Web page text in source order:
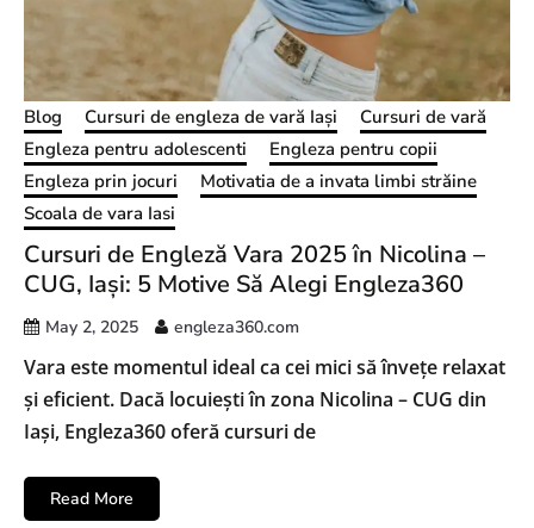
Blog Cursuri de engleza de vară Iași
Cursuri de vară
Engleza pentru adolescenti
Engleza pentru copii
Engleza prin jocuri
Motivatia de a invata limbi străine
Scoala de vara Iasi
Cursuri de Engleză Vara 2025 în Nicolina –
CUG, Iași: 5 Motive Să Alegi Engleza360
May 2, 2025 engleza360.com
Vara este momentul ideal ca cei mici să învețe relaxat
și eficient. Dacă locuiești în zona Nicolina – CUG din
Iași, Engleza360 oferă cursuri de
Read More